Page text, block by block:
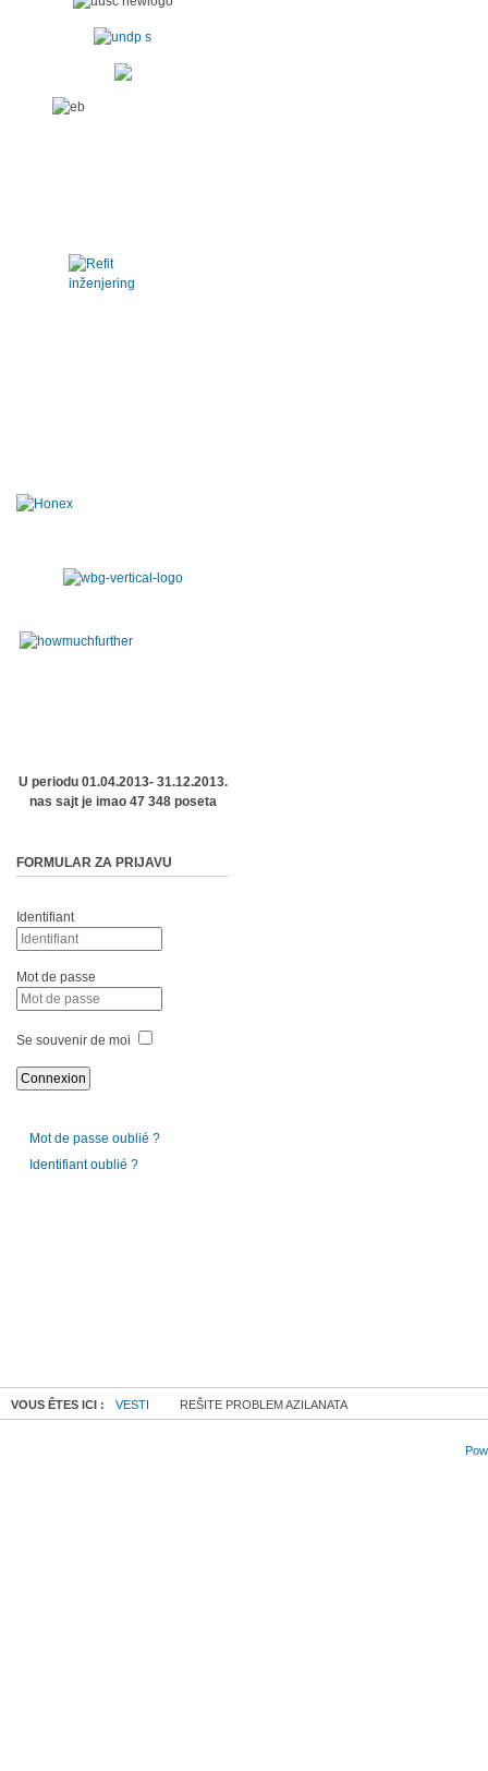
U periodu 01.04.2013- 31.12.2013.
nas sajt je imao 47 348 poseta
FORMULAR ZA PRIJAVU
Identifiant
Mot de passe
Se souvenir de moi
Mot de passe oublié ?
Identifiant oublié ?
VOUS ÊTES ICI : VESTI REŠITE PROBLEM AZILANATA